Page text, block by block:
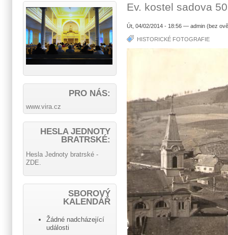
Ev. kostel sadova
Út, 04/02/2014 - 18:56 — admin (bez
HISTORICKÉ FOTOGRAFIE
PRO NÁS:
www.vira.cz
HESLA JEDNOTY
BRATRSKÉ:
Hesla Jednoty bratrské -
ZDE.
SBOROVÝ
KALENDÁŘ
Žádné nadcházející
události